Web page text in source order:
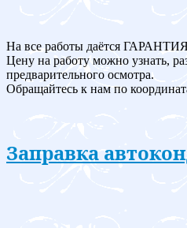
На все работы даётся
Цену на работу можно узнать,
предварительного осмотра.
Обращайтесь к нам по
Заправка